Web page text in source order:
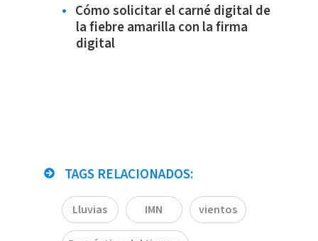
Cómo solicitar el carné digital de
la fiebre amarilla con la firma
digital
TAGS RELACIONADOS:
Lluvias IMN vientos